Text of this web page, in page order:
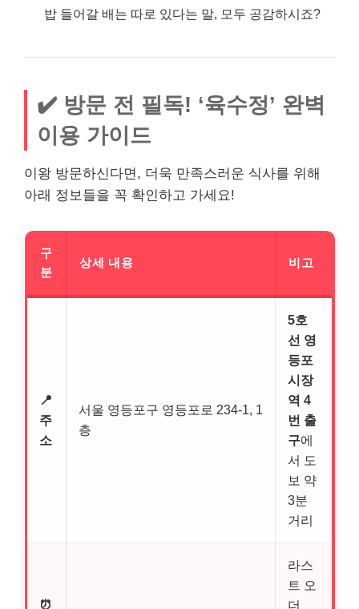
밥 들어갈 배는 따로 있다는 말, 모두 공감하시죠?
✔️ 방문 전 필독! ‘육수정’ 완벽
이용 가이드
이왕 방문하신다면, 더욱 만족스러운 식사를 위해
아래 정보들을 꼭 확인하고 가세요!
구
분
상세 내용 비고
📍
주
소
서울 영등포구 영등포로 234-1, 1
층
5호
선 영
등포
시장
역 4
번 출
구에
서 도
보 약
3분
거리
⏰
라스
트 오
더